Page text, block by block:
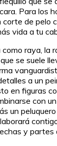
Para los
de pelo
vida a tu
raya, la
se suele
a un
en figuras
con
un
y partes